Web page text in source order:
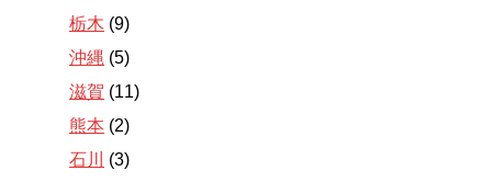
栃木 (9)
沖縄 (5)
滋賀 (11)
熊本 (2)
石川
(3)